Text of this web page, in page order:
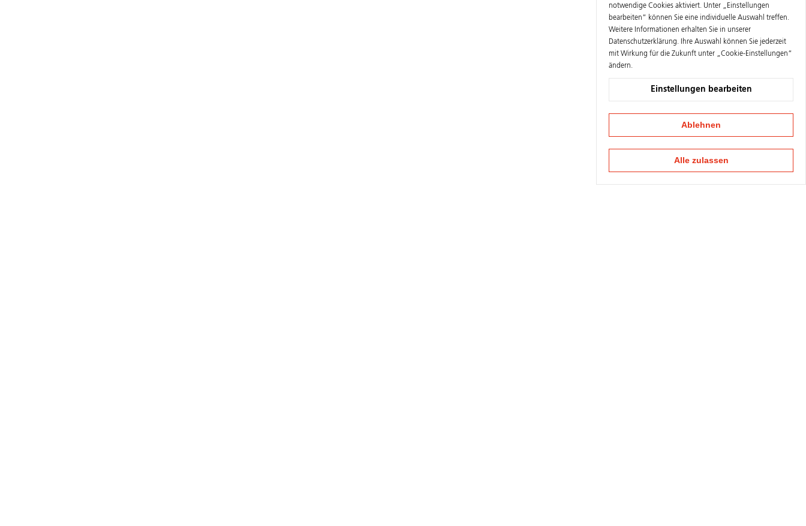
notwendige Cookies aktiviert. Unter „Einstellungen
bearbeiten“ können Sie eine individuelle Auswahl treffen.
Weitere Informationen erhalten Sie in unserer
Datenschutzerklärung. Ihre Auswahl können Sie jederzeit
mit Wirkung für die Zukunft unter „Cookie-Einstellungen“
ändern.
Einstellungen bearbeiten
Ablehnen
Alle zulassen